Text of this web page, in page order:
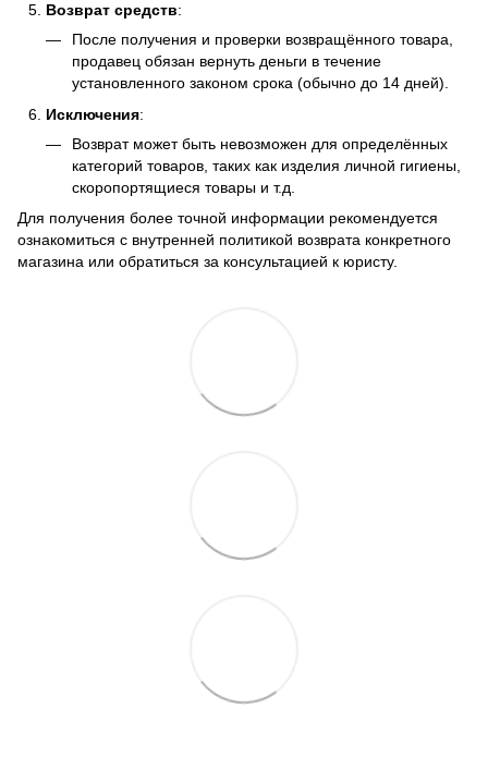
Возврат средств:
После получения и проверки возвращённого товара,
продавец обязан вернуть деньги в течение
установленного законом срока (обычно до 14 дней).
Исключения:
Возврат может быть невозможен для определённых
категорий товаров, таких как изделия личной гигиены,
скоропортящиеся товары и т.д.
Для получения более точной информации рекомендуется
ознакомиться с внутренней политикой возврата конкретного
магазина или обратиться за консультацией к юристу.